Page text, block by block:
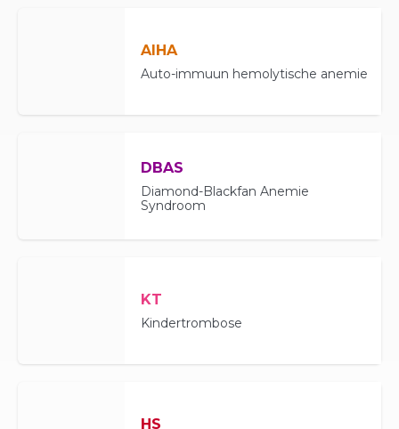
AIHA
Auto-immuun hemolytische anemie
DBAS
Diamond-Blackfan Anemie
Syndroom
KT
Kindertrombose
HS